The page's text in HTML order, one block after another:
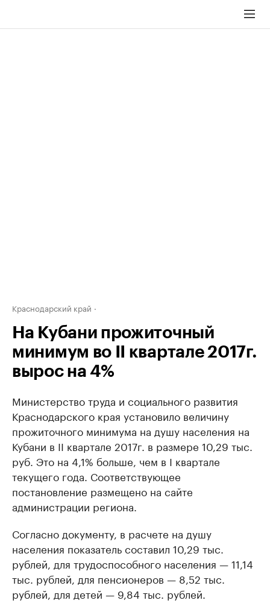
Краснодарский край
На Кубани прожиточный
минимум во II квартале 2017г.
вырос на 4%
Министерство труда и социального развития
Краснодарского края установило величину
прожиточного минимума на душу населения на
Кубани в II квартале 2017г. в размере 10,29 тыс.
руб. Это на 4,1% больше, чем в I квартале
текущего года. Соответствующее
постановление размещено на сайте
администрации региона.
Согласно документу, в расчете на душу
населения показатель составил 10,29 тыс.
рублей, для трудоспособного населения — 11,14
тыс. рублей, для пенсионеров — 8,52 тыс.
рублей, для детей — 9,84 тыс. рублей.